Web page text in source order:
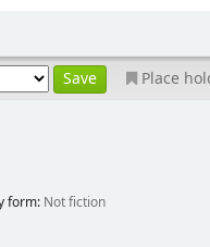
Place
form: Not fiction